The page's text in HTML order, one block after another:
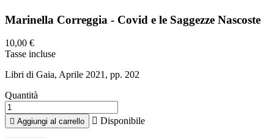
Marinella Correggia - Covid e le Saggezze Nascoste
10,00 €
Tasse incluse
Libri di Gaia, Aprile 2021, pp. 202
Quantità
 Aggiungi al carrello  Disponibile